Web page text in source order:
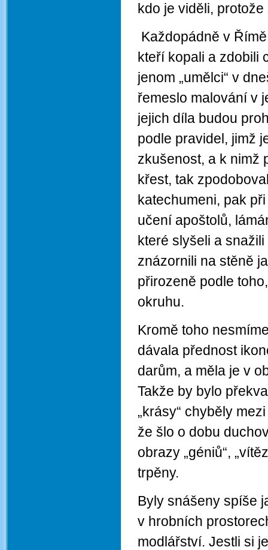
kdo je viděli, protože
Každopádně v
kteří kopali a zdobili
jenom „umělci“ v
řemeslo malování v
jejich díla budou
podle pravidel, jimž
zkušenost, a k nimž
křest, tak
katechumeni, pak
učení apoštolů,
které slyšeli a
znázornili na stěně
přirozeně podle
okruhu.
Kromě toho
dávala přednost
darům, a měla je v
Takže by bylo
„krásy“ chyběly
že šlo o dobu
obrazy „géniů“,
trpěny.
Byly snášeny spíše
v hrobních
modlářství. Jestli si